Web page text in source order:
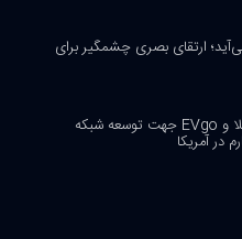
به سوییچ ۲ می‌آید؛ ارتقای بصری چشمگیر برای
همکاری استراتژیک تسلا و EVgo جهت توسعه شبکه
در آمریکا